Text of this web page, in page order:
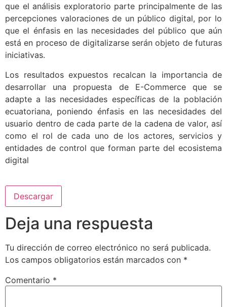
que el análisis exploratorio parte principalmente de las
percepciones valoraciones de un público digital, por lo
que el énfasis en las necesidades del público que aún
está en proceso de digitalizarse serán objeto de futuras
iniciativas.
Los resultados expuestos recalcan la importancia de
desarrollar una propuesta de E-Commerce que se
adapte a las necesidades específicas de la población
ecuatoriana, poniendo énfasis en las necesidades del
usuario dentro de cada parte de la cadena de valor, así
como el rol de cada uno de los actores, servicios y
entidades de control que forman parte del ecosistema
digital
Descargar
Deja una respuesta
Tu dirección de correo electrónico no será publicada.
Los campos obligatorios están marcados con *
Comentario *